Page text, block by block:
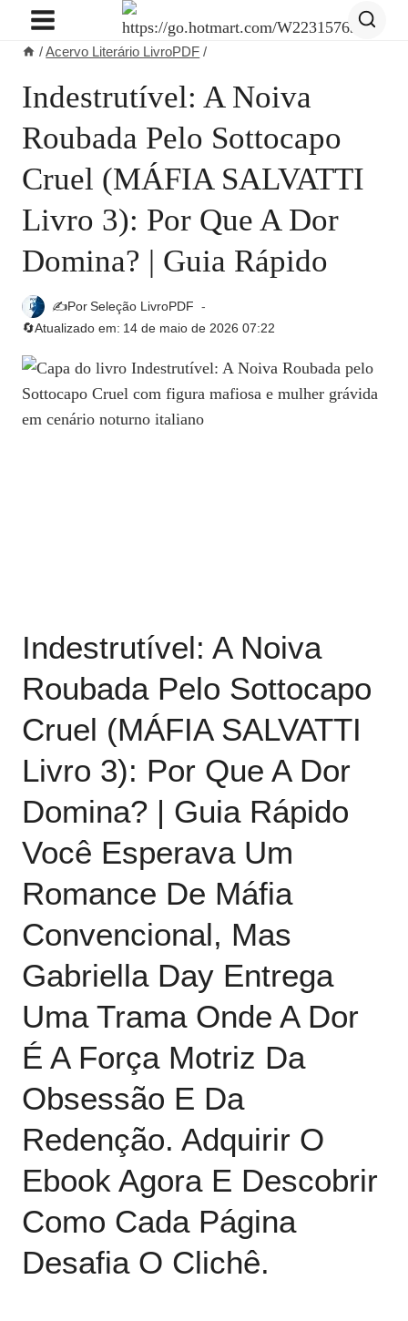
Pular
Conteúdo
/Acervo Literário LivroPDF /
Indestrutível: A Noiva
Roubada Pelo Sottocapo
Cruel (MÁFIA SALVATTI
Livro 3): Por Que A Dor
Domina? | Guia Rápido
✍️PorSeleção LivroPDF
🔄Atualizado em: 14 de maio de 2026 07:22
Indestrutível: A Noiva
Roubada Pelo Sottocapo
Cruel (MÁFIA SALVATTI
Livro 3): Por Que A Dor
Domina? | Guia Rápido
Você Esperava Um
Romance De Máfia
Convencional, Mas
Gabriella Day Entrega
Uma Trama Onde A Dor
É A Força Motriz Da
Obsessão E Da
Redenção. Adquirir O
Ebook AgoraE Descobrir
Como Cada Página
Desafia O Clichê.